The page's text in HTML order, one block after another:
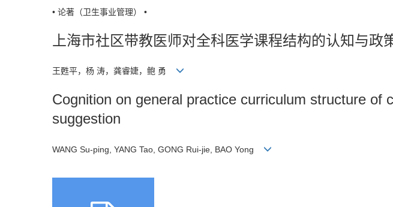
• 论著（卫生事业管理） •
上海市社区带教医师对全科医学课程结构的认知与政
王甦平，杨 涛，龚睿婕，鲍 勇
Cognition on general practice curriculum structure of
suggestion
WANG Su-ping, YANG Tao, GONG Rui-jie, BAO Yong